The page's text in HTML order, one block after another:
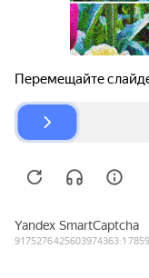
Авторазборки
©
Copyright